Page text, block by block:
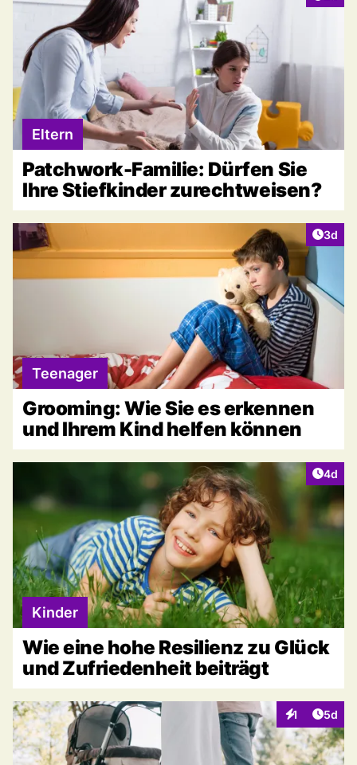
Eltern
Patchwork-Familie: Dürfen Sie
Ihre Stiefkinder zurechtweisen?
3d
Teenager
Grooming: Wie Sie es erkennen
und Ihrem Kind helfen können
4d
Kinder
Wie eine hohe Resilienz zu Glück
und Zufriedenheit beiträgt
1
Interaktionen
5d